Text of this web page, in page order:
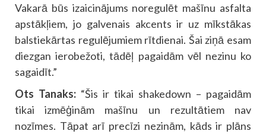
Vakarā būs izaicinājums noregulēt mašīnu asfalta
apstākļiem, jo galvenais akcents ir uz mīkstākas
balstiekārtas regulējumiem rītdienai. Šai ziņā esam
diezgan ierobežoti, tādēļ pagaidām vēl nezinu ko
sagaidīt.”
Ots Tanaks: “Šis ir tikai shakedown – pagaidām
tikai izmēģinām mašīnu un rezultātiem nav
nozīmes. Tāpat arī precīzi nezinām, kāds ir plāns